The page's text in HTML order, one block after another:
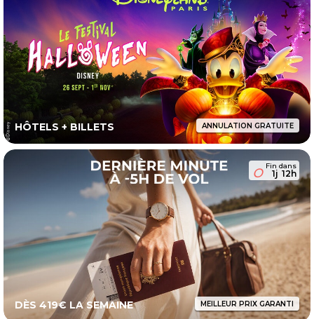
HÔTELS + BILLETS ANNULATION GRATUITE
Fin dans
1j 12h
DÈS 419€ LA SEMAINE MEILLEUR PRIX GARANTI